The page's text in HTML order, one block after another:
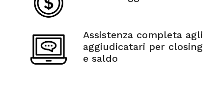
Assistenza completa agli
aggiudicatari per closing
e saldo